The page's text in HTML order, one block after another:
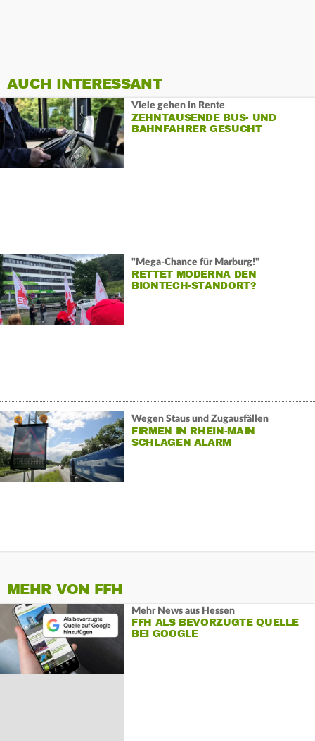
AUCH INTERESSANT
Viele gehen in Rente
ZEHNTAUSENDE BUS- UND
BAHNFAHRER GESUCHT
"Mega-Chance für Marburg!"
RETTET MODERNA DEN
BIONTECH-STANDORT?
Wegen Staus und Zugausfällen
FIRMEN IN RHEIN-MAIN
SCHLAGEN ALARM
MEHR VON FFH
Mehr News aus Hessen
FFH ALS BEVORZUGTE QUELLE
BEI GOOGLE